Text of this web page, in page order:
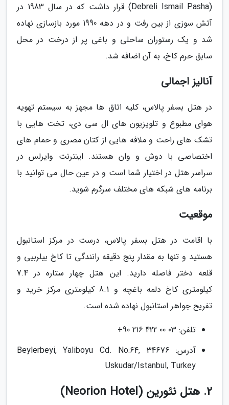
(Debreli Ismail Pasha) قرار داشت که در سال 1983 در
آتش سوزی از بین رفت و در دهه 1990 مورد بازسازی نهاده
شد و یک رستوران ساحلی و باغی پر از درخت در محل
سابق حرم کاخ، به آن اضافه شد.
آنالیز اجمالی
در هتل بسفر پالاس، کلیه اتاق ها مجهز به سیستم تهویه
هوای مطبوع و تلویزیون های ال سی دی، تخت هایی با
تشک های راحت و ملافه هایی از کتان مصری و حمام های
اختصاصی با دوش و وان هستند. اینترنت وایرلس در
سراسر هتل در اختیار شما است و در عین حال می توانید با
برنامه های شبکه های مختلف سرگرم شوید.
موقعیت
با اقامت در هتل بسفر پالاس، درست در مرکز استانبول
هستید و تنها به مقدار پنج دقیقه رانندگی تا کاخ بیلربیی و
قلعه دختر فاصله دارید. این هتل چهار ستاره در 7.4
کیلومتری کاخ دلمه باغچه و 8.1 کیلومتری مرکز خرید و
تفریح جواهر استانبول نهاده شده است.
تلفن: 03 00 422 216 90+
آدرس: Beylerbeyi, Yaliboyu Cd. No:64, 34676
Uskudar/Istanbul, Turkey
2. هتل نئورین (Neorion Hotel)